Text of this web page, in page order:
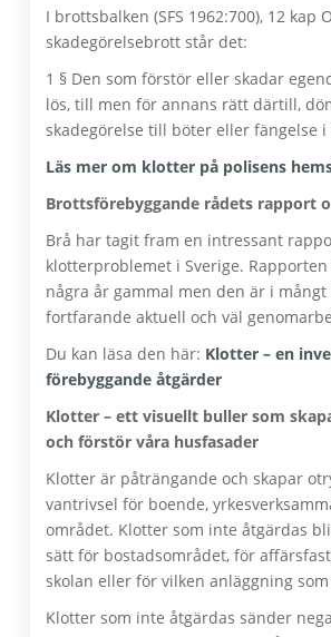
I brottsbalken (SFS 1962:700), 12 kap
skadegörelsebrott står det:
1 § Den som förstör eller skadar
lös, till men för annans rätt därtill,
skadegörelse till böter eller fängelse i
Läs mer om klotter på polisens
Brottsförebyggande rådets rapport
Brå har tagit fram en intressant
klotterproblemet i Sverige.
några år gammal men den är i mångt
fortfarande aktuell och väl
Du kan läsa den här: Klotter – en
förebyggande åtgärder
Klotter – ett visuellt buller som
och förstör våra husfasader
Klotter är påträngande och skapar
vantrivsel för boende,
området. Klotter som inte åtgärdas
sätt för bostadsområdet, för
skolan eller för vilken anläggning
Klotter som inte åtgärdas sänder